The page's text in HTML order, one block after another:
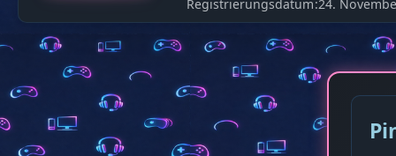
Registrierungsdatum 24.